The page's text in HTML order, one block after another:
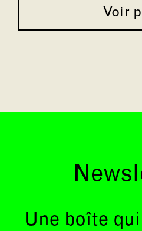
Voir
Une boîte